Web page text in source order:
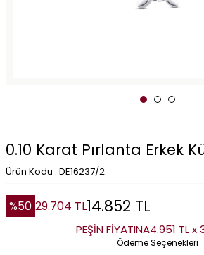
0.10 Karat Pırlanta Erkek
Ürün Kodu : DE16237/2
%50 29.704TL14.852 TL
PEŞİN FİYATINA4.951 TL x
Ödeme Seçenekleri